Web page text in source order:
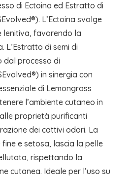
di Ectoina ed Estratto di
L’Ectoina svolge
lenitiva, favorendo la
L’Estratto di semi di
dal processo di
in sinergia con
di Lemongrass
l’ambiente cutaneo in
proprietà purificanti
dei cattivi odori. La
e setosa, lascia la pelle
rispettando la
cutanea. Ideale per l’uso su